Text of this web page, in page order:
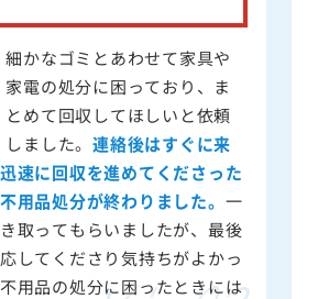
細かなゴミとあわせて家具や
家電の処分に困っており、ま
とめて回収してほしいと依頼
しました。連絡後はすぐに来
速に回収を進めてくださった
用品処分が終わりました。 一
取ってもらいましたが、最後
してくださり気持ちがよかっ
用品の処分に困ったときには